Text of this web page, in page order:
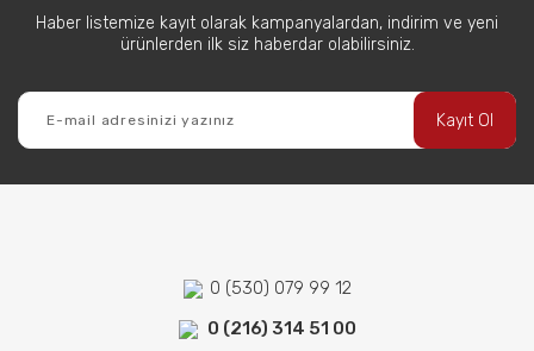
Haber listemize kayıt olarak kampanyalardan, indirim ve yeni
ürünlerden ilk siz haberdar olabilirsiniz.
Kayıt Ol
0 (530) 079 99 12
0 (216) 314 51 00